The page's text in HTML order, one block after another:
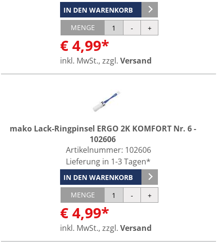
IN DEN WARENKORB
MENGE
€ 4,99*
inkl. MwSt., zzgl. Versand
mako Lack-Ringpinsel ERGO 2K KOMFORT Nr. 6 -
102606
Artikelnummer: 102606
Lieferung in 1-3 Tagen*
IN DEN WARENKORB
MENGE
€ 4,99*
inkl. MwSt., zzgl. Versand